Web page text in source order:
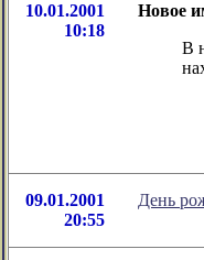
10.01.2001
10:18
Новое
В
09.01.2001
20:55
День